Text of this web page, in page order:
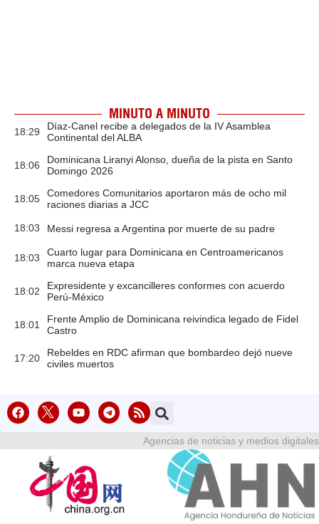
MINUTO A MINUTO
18:29
Díaz-Canel recibe a delegados de la IV Asamblea
Continental del ALBA
18:06
Dominicana Liranyi Alonso, dueña de la pista en Santo
Domingo 2026
18:05
Comedores Comunitarios aportaron más de ocho mil
raciones diarias a JCC
18:03 Messi regresa a Argentina por muerte de su padre
18:03
Cuarto lugar para Dominicana en Centroamericanos
marca nueva etapa
18:02
Expresidente y excancilleres conformes con acuerdo
Perú-México
18:01
Frente Amplio de Dominicana reivindica legado de Fidel
Castro
17:20
Rebeldes en RDC afirman que bombardeo dejó nueve
civiles muertos
Agencias de noticias y medios digitales